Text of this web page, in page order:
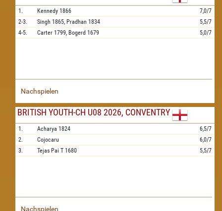
1. Kennedy 1866
7,0/7
2-3.
Singh 1865, Pradhan 1834
5,5/7
4-5.
Carter 1799, Bogerd 1679 5,0/7
Nachspielen
BRITISH YOUTH-CH U08 2026, CONVENTRY
1. Acharya 1824
6,5/7
2.
Cojocaru
6,0/7
3.
Tejas Pai T 1680 5,5/7
Nachspielen